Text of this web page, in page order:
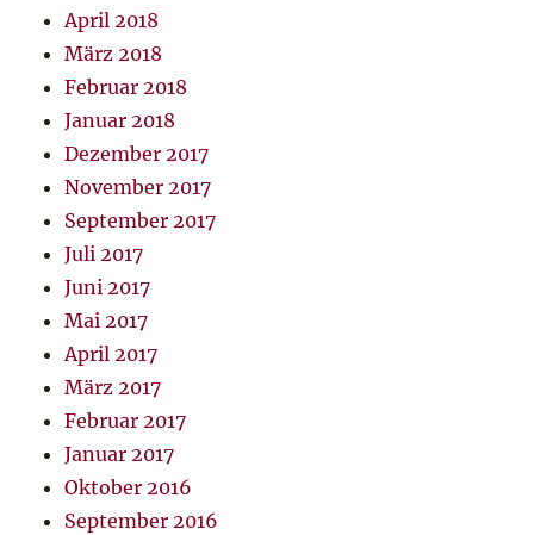
April 2018
März 2018
Februar 2018
Januar 2018
Dezember 2017
November 2017
September 2017
Juli 2017
Juni 2017
Mai 2017
April 2017
März 2017
Februar 2017
Januar 2017
Oktober 2016
September 2016